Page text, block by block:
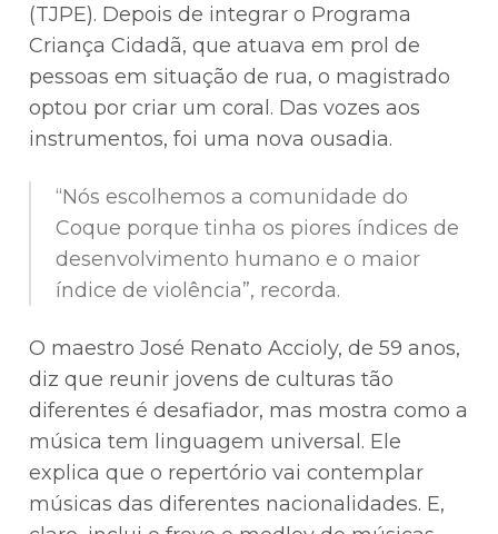
(TJPE). Depois de integrar o Programa
Criança Cidadã, que atuava em prol de
pessoas em situação de rua, o magistrado
optou por criar um coral. Das vozes aos
instrumentos, foi uma nova ousadia.
“Nós escolhemos a comunidade do
Coque porque tinha os piores índices de
desenvolvimento humano e o maior
índice de violência”, recorda.
O maestro José Renato Accioly, de 59 anos,
diz que reunir jovens de culturas tão
diferentes é desafiador, mas mostra como a
música tem linguagem universal. Ele
explica que o repertório vai contemplar
músicas das diferentes nacionalidades. E,